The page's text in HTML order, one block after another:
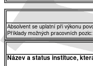
Absolvent se uplatní při výkonu
Příklady možných pracovních
Název a status instituce,